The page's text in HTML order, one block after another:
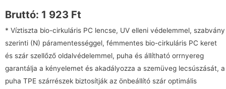
Bruttó: 1 923 Ft
* Víztiszta bio-cirkuláris PC lencse, UV elleni védelemmel, szabvány
szerinti (N) páramentességgel, fémmentes bio-cirkuláris PC keret
és szár szellőző oldalvédelemmel, puha és állítható orrnyereg
garantálja a kényelemet és akadályozza a szemüveg lecsúszását, a
puha TPE szárrészek biztosítják az önbeállító szár optimális